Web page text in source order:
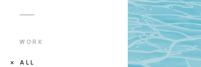
WORK
ALL